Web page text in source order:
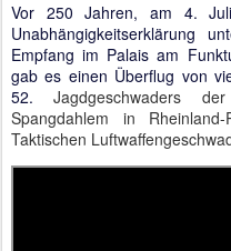
Vor 250 Jahren, am 4.
Unabhängigkeitserklärung
Empfang im Palais am
gab es einen Überflug von
52.Jagdgeschwaders
Spangdahlem in
Taktischen